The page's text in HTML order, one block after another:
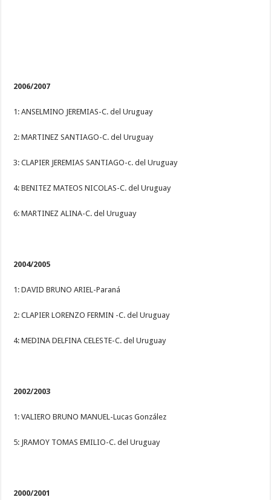
2006/2007
1: ANSELMINO JEREMIAS-C. del Uruguay
2: MARTINEZ SANTIAGO-C. del Uruguay
3: CLAPIER JEREMIAS SANTIAGO-c. del Uruguay
4: BENITEZ MATEOS NICOLAS-C. del Uruguay
6: MARTINEZ ALINA-C. del Uruguay
2004/2005
1: DAVID BRUNO ARIEL-Paraná
2: CLAPIER LORENZO FERMIN -C. del Uruguay
4: MEDINA DELFINA CELESTE-C. del Uruguay
2002/2003
1: VALIERO BRUNO MANUEL-Lucas González
5: JRAMOY TOMAS EMILIO-C. del Uruguay
2000/2001